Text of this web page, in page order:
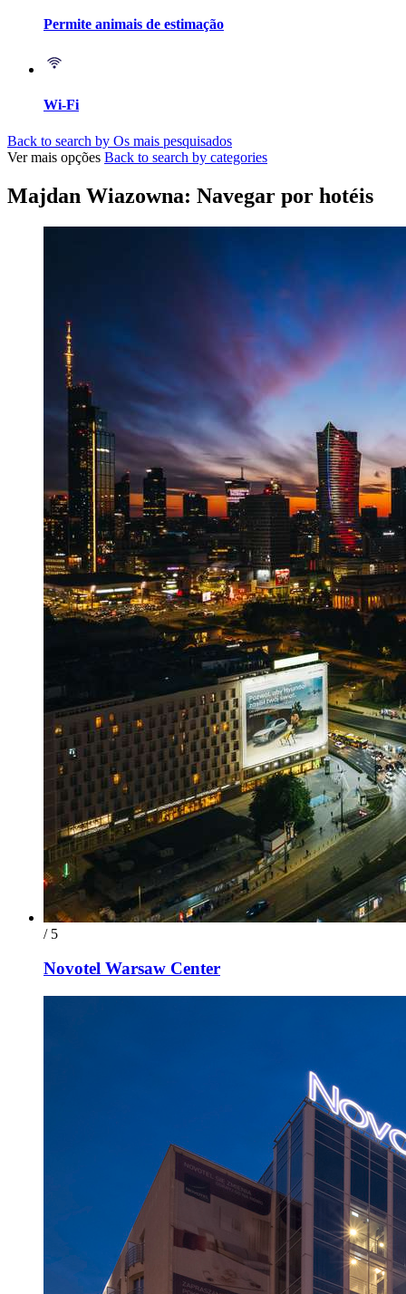
Permite animais de estimação
Wi-Fi
Back to search by Os mais pesquisados
Ver mais opções Back to search by categories
Majdan Wiazowna: Navegar por hotéis
/ 5
Novotel Warsaw Center